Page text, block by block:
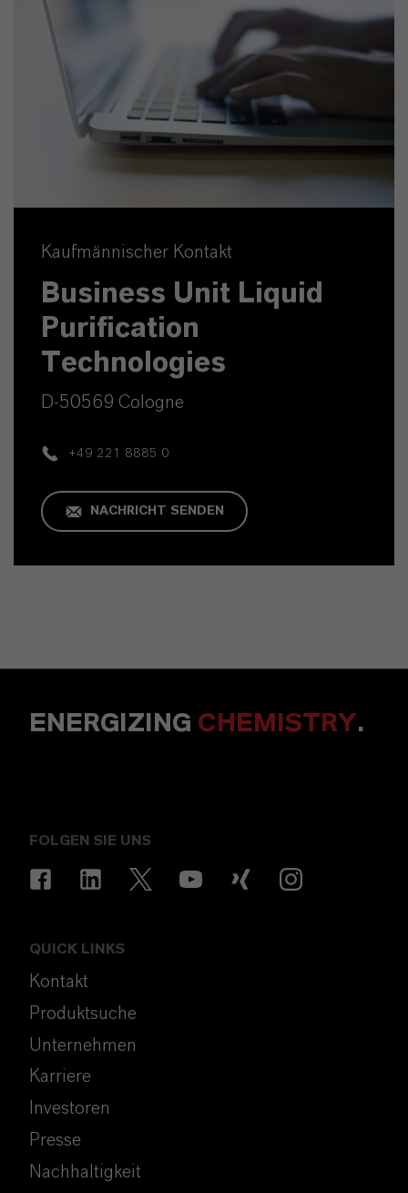
Kaufmännischer Kontakt
Business Unit Liquid
Purification
Technologies
D-50569 Cologne
+49 221 8885 0
NACHRICHT SENDEN
ENERGIZING CHEMISTRY.
FOLGEN SIE UNS
QUICK LINKS
Kontakt
Produktsuche
Unternehmen
Karriere
Investoren
Presse
Nachhaltigkeit